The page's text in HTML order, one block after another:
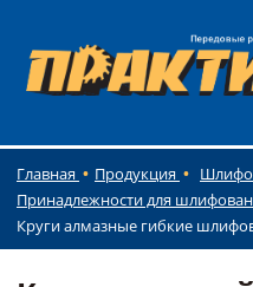
Главная Продукция
Принадлежности для
Круги алмазные гибкие